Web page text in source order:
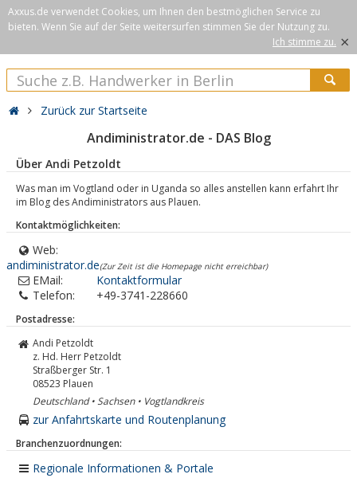
Axxus.de verwendet Cookies, um Ihnen den bestmöglichen Service zu
bieten. Wenn Sie auf der Seite weitersurfen stimmen Sie der Nutzung zu.
Ich stimme zu. ×
Zurück zur Startseite
Andiministrator.de - DAS Blog
Über Andi Petzoldt
Was man im Vogtland oder in Uganda so alles anstellen kann erfahrt Ihr
im Blog des Andiministrators aus Plauen.
Kontaktmöglichkeiten:
Web:
andiministrator.de(Zur Zeit ist die Homepage nicht erreichbar)
EMail:
Kontaktformular
Telefon:
+49-3741-228660
Postadresse:
Andi Petzoldt
z. Hd. Herr Petzoldt
Straßberger Str. 1
08523 Plauen
Deutschland • Sachsen • Vogtlandkreis
zur Anfahrtskarte und Routenplanung
Branchenzuordnungen:
Regionale Informationen & Portale